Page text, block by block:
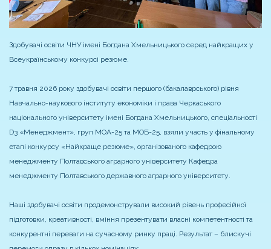
Здобувачі освіти ЧНУ імені Богдана Хмельницького серед найкращих у
Всеукраїнському конкурсі резюме.
7 травня 2026 року здобувачі освіти першого (бакалаврського) рівня
Навчально-наукового інституту економіки і права Черкаського
національного університету імені Богдана Хмельницького, спеціальності
D3 «Менеджмент», груп МОА-25 та МОБ-25, взяли участь у фінальному
етапі конкурсу «Найкраще резюме», організованого кафедрою
менеджменту Полтавського аграрного університету Кафедра
менеджменту Полтавського державного аграрного університету.
Наші здобувачі освіти продемонстрували високий рівень професійної
підготовки, креативності, вміння презентувати власні компетентності та
конкурентні переваги на сучасному ринку праці. Результат – блискучі